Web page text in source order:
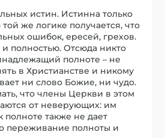
истин. Истинна только
той же логике получается, что
ошибок, ересей, грехов.
полностью. Отсюда никто
полноте – не
в Христианстве и никому
ни слово Божие, ни чудо.
что члены Церкви в этом
от неверующих: им
полноте также не дает
переживание полноты и